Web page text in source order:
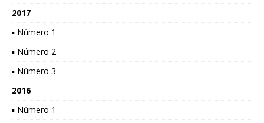
2017
▪ Número 1
▪ Número 2
▪ Número 3
2016
▪ Número 1